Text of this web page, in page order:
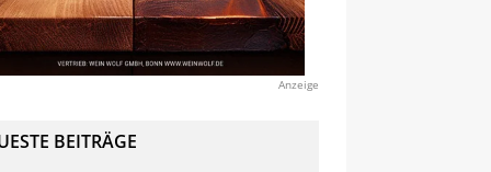
Anzeige
BEITRÄGE